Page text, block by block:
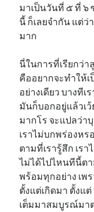
มาเป็นวันที่ ๕ ที่ ๖
นี้ ก็เลยจำกัน แต่
มาก
นี่ในการที่เรียกว่
คืออยากจะทำให้
อย่างเดียว บางที
มันก็บอกอยู่แล้วเ
มากโร จะแปลว่า
เราไม่บกพร่องหร
ตามที่เรารู้สึก เร
ไม่ได้ไปไหนทีนี้ต
พร้อมทุกอย่าง เพ
ตั้งแต่เกิดมา ตั้งแ
เต็มมาสมบูรณ์มา